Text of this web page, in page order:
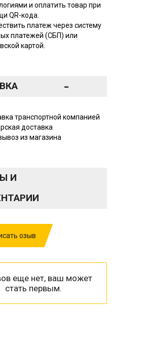
и оплатить товар при
QR-кода.
платеж через систему
платежей (СБП) или
картой.
-
транспортной компанией
доставка
из магазина
И
озыв
еще нет, ваш может
стать первым.